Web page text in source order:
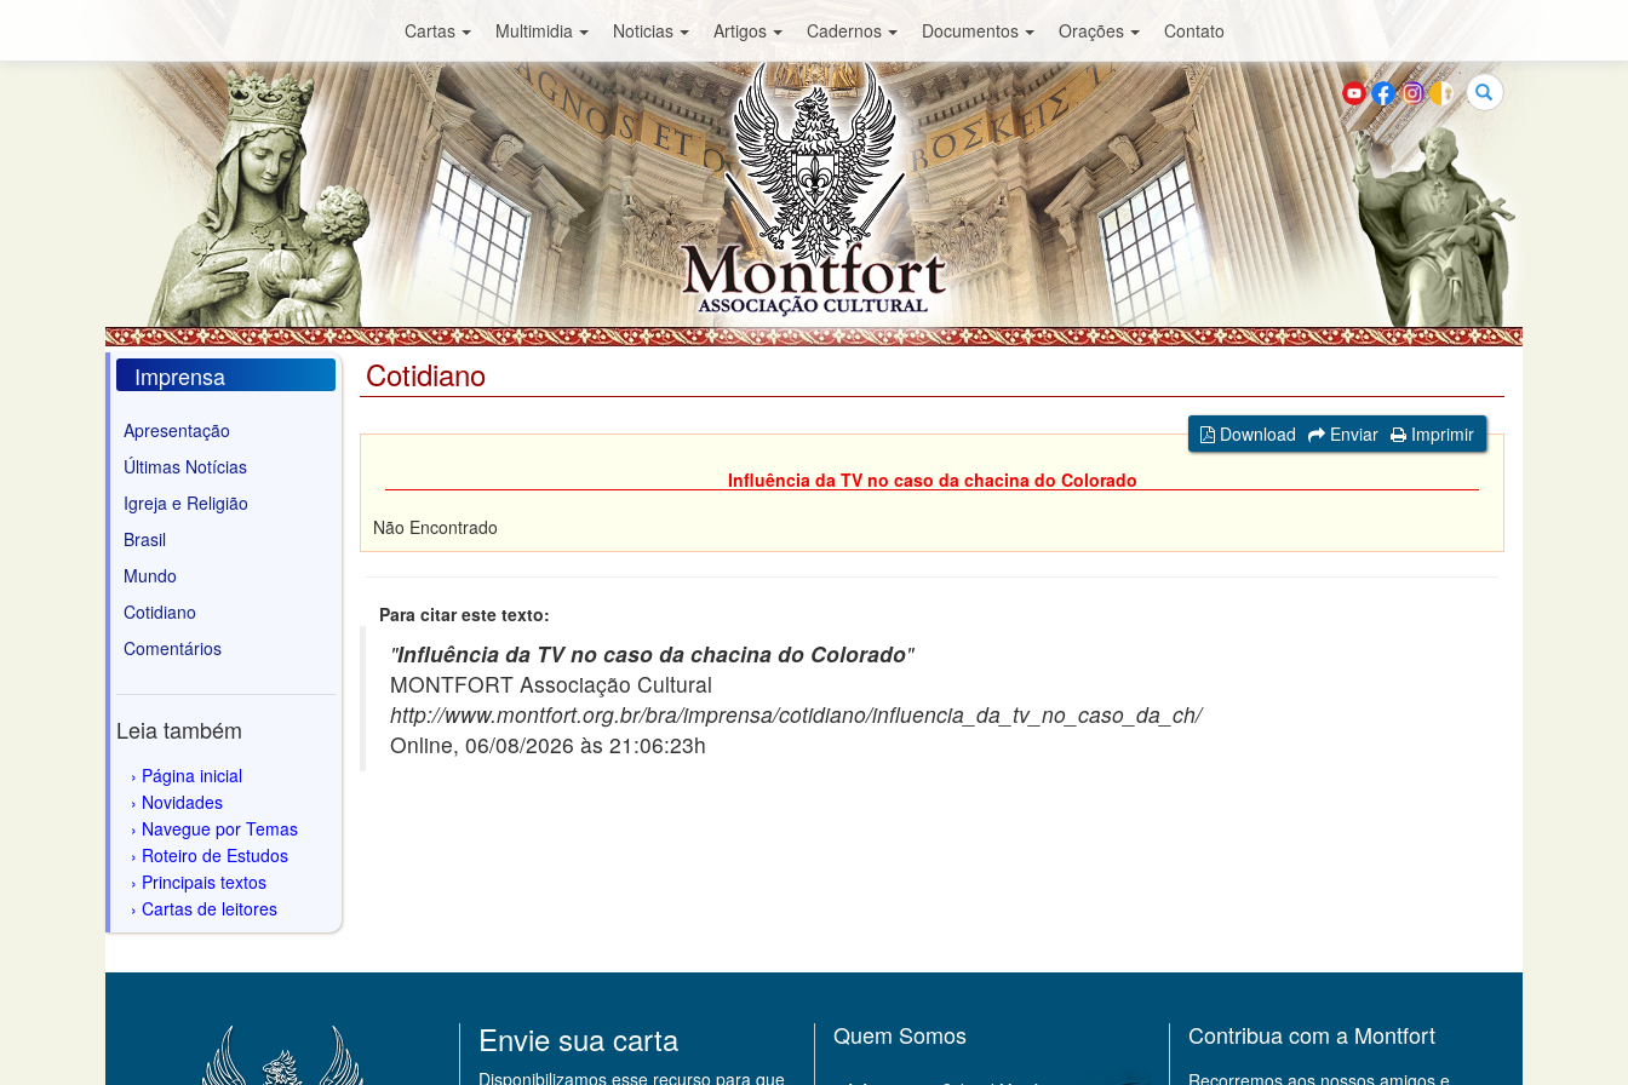
Cartas Multimidia Noticias Artigos Cadernos Documentos Orações Contato
Buscar
Imprensa
Apresentação
Últimas Notícias
Igreja e Religião
Brasil
Mundo
Cotidiano
Comentários
Leia também
Página inicial
Novidades
Navegue por Temas
Roteiro de Estudos
Principais textos
Cartas de leitores
Cotidiano
Download Enviar
Imprimir
Influência da TV no caso da chacina do Colorado
Não Encontrado
Para citar este texto:
"Influência da TV no caso da chacina do Colorado"
MONTFORT Associação Cultural
http://www.montfort.org.br/bra/imprensa/cotidiano/influencia_da_tv_no_caso_da_ch/
Online, 06/08/2026 às 21:06:23h
Envie sua carta
Disponibilizamos esse recurso para que
Quem Somos Contribua com a Montfort
Recorremos aos nossos amigos e